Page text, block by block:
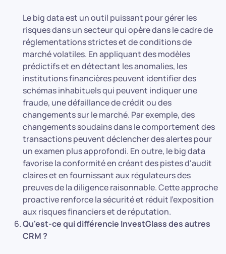
Le big data est un outil puissant pour gérer les
risques dans un secteur qui opère dans le cadre de
réglementations strictes et de conditions de
marché volatiles. En appliquant des modèles
prédictifs et en détectant les anomalies, les
institutions financières peuvent identifier des
schémas inhabituels qui peuvent indiquer une
fraude, une défaillance de crédit ou des
changements sur le marché. Par exemple, des
changements soudains dans le comportement des
transactions peuvent déclencher des alertes pour
un examen plus approfondi. En outre, le big data
favorise la conformité en créant des pistes d'audit
claires et en fournissant aux régulateurs des
preuves de la diligence raisonnable. Cette approche
proactive renforce la sécurité et réduit l'exposition
aux risques financiers et de réputation.
Qu'est-ce qui différencie InvestGlass des autres
CRM ?